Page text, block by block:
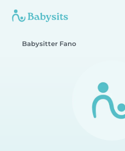
Babysitter Fano